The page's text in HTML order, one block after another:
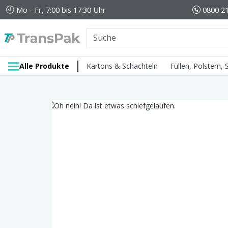
Mo - Fr, 7:00 bis 17:30 Uhr 0800
Alle Produkte Kartons & Schachteln Füllen, Polstern,